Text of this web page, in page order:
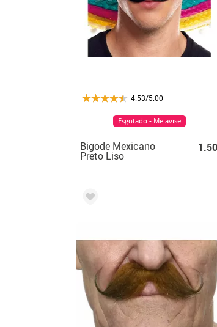
4.53/5.00
Bigode Mexicano
Preto Liso
Esgotado - Me avise